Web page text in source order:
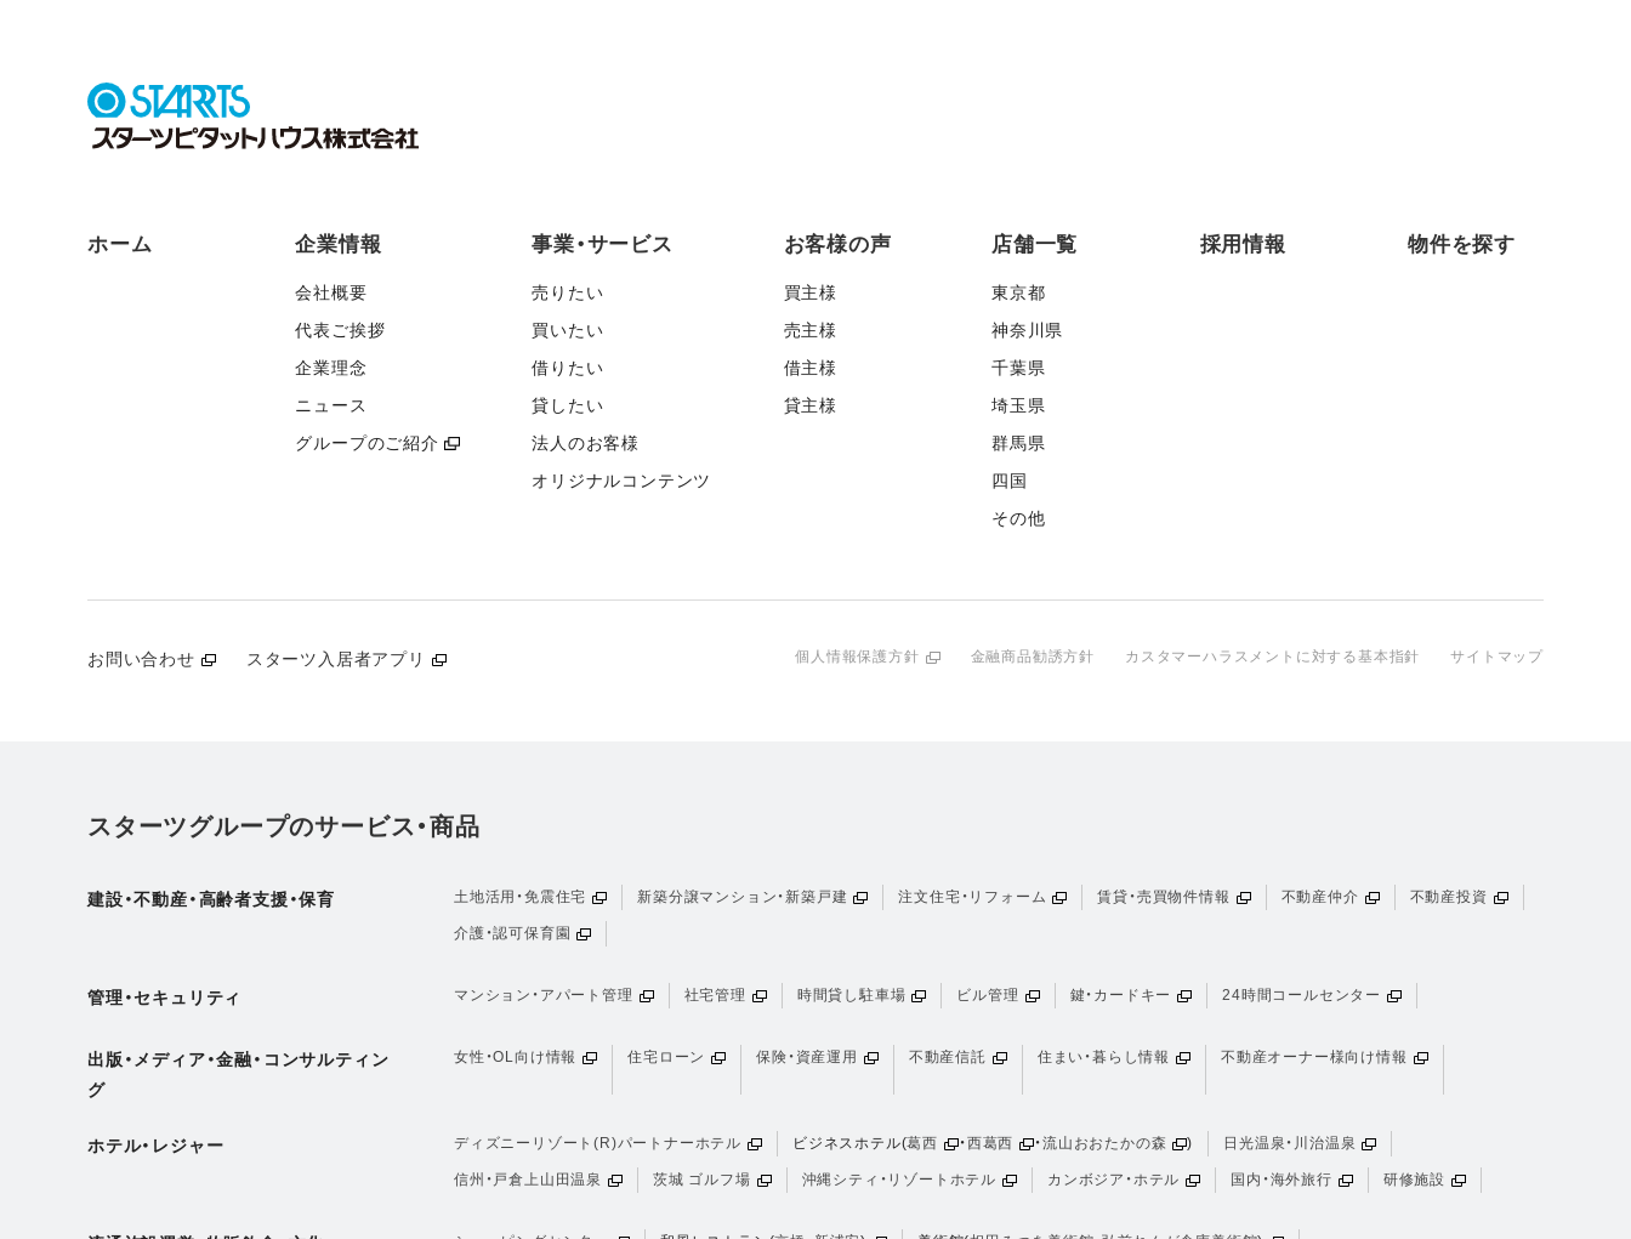
ホーム 企業情報
会社概要
代表ご挨拶
企業理念
ニュース
グループのご紹介
事業・サービス
売りたい
買いたい
借りたい
貸したい
法人のお客様
オリジナルコンテンツ
お客様の声
買主様
売主様
借主様
貸主様
店舗一覧
東京都
神奈川県
千葉県
埼玉県
群馬県
四国
その他
採用情報 物件を探す
お問い合わせ スターツ入居者アプリ 個人情報保護方針 金融商品勧誘方針 カスタマーハラスメントに対する基本指針 サイトマップ
スターツグループのサービス・商品
建設・不動産・高齢者支援・保育 土地活用・免震住宅 新築分譲マンション・新築戸建 注文住宅・リフォーム 賃貸・売買物件情報 不動産仲介 不動産投資
介護・認可保育園
管理・セキュリティ マンション・アパート管理 社宅管理 時間貸し駐車場 ビル管理 鍵・カードキー 24時間コールセンター
出版・メディア・金融・コンサルティン
グ
女性・OL向け情報 住宅ローン 保険・資産運用 不動産信託 住まい・暮らし情報 不動産オーナー様向け情報
ホテル・レジャー ディズニーリゾート(R)パートナーホテル ビジネスホテル(葛西 ・西葛西 ・流山おおたかの森 ) 日光温泉・川治温泉
信州・戸倉上山田温泉 茨城 ゴルフ場 沖縄シティ・リゾートホテル カンボジア・ホテル 国内・海外旅行 研修施設